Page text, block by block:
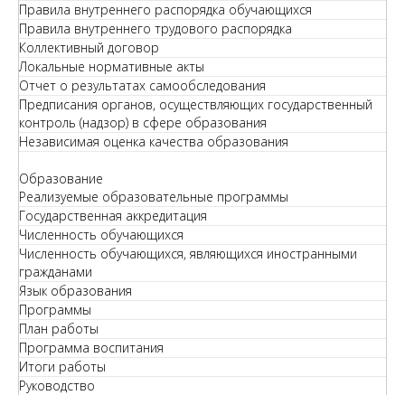
Правила внутреннего распорядка обучающихся
Правила внутреннего трудового распорядка
Коллективный договор
Локальные нормативные акты
Отчет о результатах самообследования
Предписания органов, осуществляющих государственный
контроль (надзор) в сфере образования
Независимая оценка качества образования
Образование
Реализуемые образовательные программы
Государственная аккредитация
Численность обучающихся
Численность обучающихся, являющихся иностранными
гражданами
Язык образования
Программы
План работы
Программа воспитания
Итоги работы
Руководство